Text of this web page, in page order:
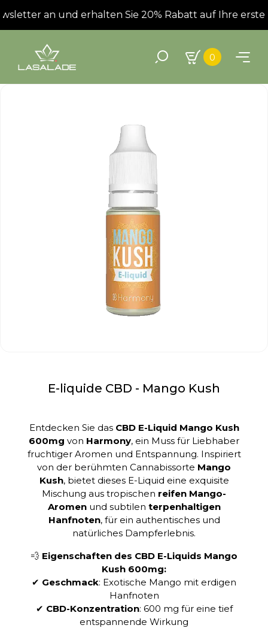
an und erhalten Sie 20% Rabatt auf Ihre erste
0
E-liquide CBD - Mango Kush
Entdecken Sie das CBD E-Liquid Mango Kush
600mg von Harmony, ein Muss für Liebhaber
fruchtiger Aromen und Entspannung. Inspiriert
von der berühmten Cannabissorte Mango
Kush, bietet dieses E-Liquid eine exquisite
Mischung aus tropischen reifen Mango-
Aromenund subtilen terpenhaltigen
Hanfnoten, für ein authentisches und
natürliches Dampferlebnis.
💨 Eigenschaften des CBD E-Liquids Mango
Kush 600mg:
✔ Geschmack: Exotische Mango mit erdigen
Hanfnoten
✔ CBD-Konzentration: 600 mg für eine tief
entspannende Wirkung